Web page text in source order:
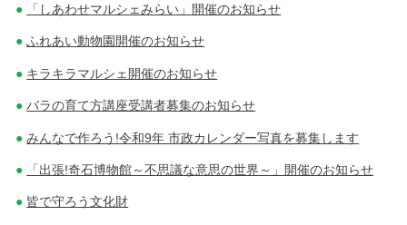
「しあわせマルシェみらい」開催のお知らせ
ふれあい動物園開催のお知らせ
キラキラマルシェ開催のお知らせ
バラの育て方講座受講者募集のお知らせ
みんなで作ろう!令和9年 市政カレンダー写真を募集します
「出張!奇石博物館～不思議な意思の世界～」開催のお知らせ
皆で守ろう文化財